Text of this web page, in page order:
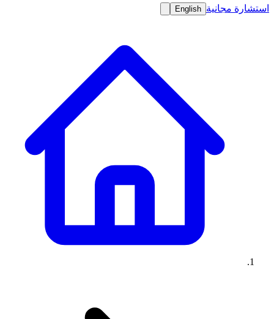
استشارة مجانية English